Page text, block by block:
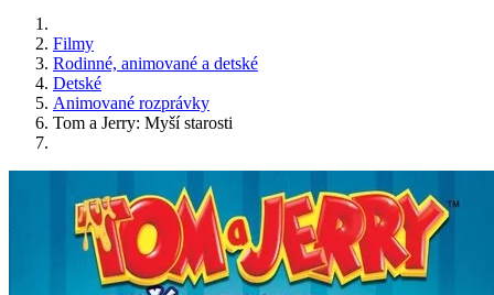
Filmy
Rodinné, animované a detské
Detské
Animované rozprávky
Tom a Jerry: Myší starosti